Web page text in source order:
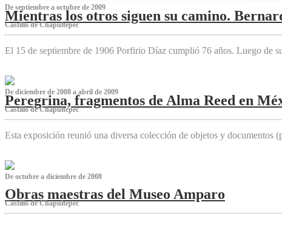
De septiembre a octubre de 2009
Mientras los otros siguen su camino.
Castillo de Chapultepec
El 15 de septiembre de 1906 Porfirio Díaz cumplió 76 años. Luego de
De diciembre de 2008 a abril de 2009
Peregrina, fragmentos de Alma Reed en
Castillo de Chapultepec
Esta exposición reunió una diversa colección de objetos y documentos
De octubre a diciembre de 2008
Obras maestras del Museo Amparo
Castillo de Chapultepec